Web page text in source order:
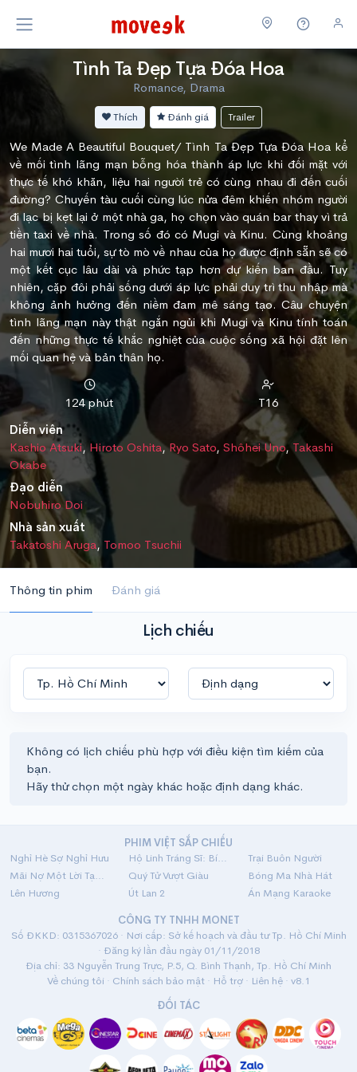
Tình Ta Đẹp Tựa Đóa Hoa
Romance, Drama
Thích Đánh giá Trailer
We Made A Beautiful Bouquet/ Tình Ta Đẹp Tựa Đóa Hoa kể
về mối tình lãng mạn bỗng hóa thành áp lực khi đối mặt với
thực tế khó khăn, liệu hai người trẻ có cùng nhau đi đến cuối
đường? Chuyến tàu cuối cùng lúc nửa đêm khiến nhóm người
đi lạc bị kẹt lại ở một nhà ga, họ chọn vào quán bar thay vì trả
tiền taxi về nhà. Trong số đó có Mugi và Kinu. Cùng khoảng
hai mươi hai tuổi, sự tò mò về nhau của họ được định sẵn sẽ có
một kết cục lâu dài và phức tạp hơn dự kiến ​​ban đầu. Tuy
nhiên, cặp đôi phải sống dưới áp lực phải duy trì thu nhập mà
không ảnh hưởng đến niềm đam mê sáng tạo. Câu chuyện
tình lãng mạn này thật ngắn ngủi khi Mugi và Kinu tính toán
đến những thực tế khắc nghiệt của cuộc sống xã hội đặt lên
mối quan hệ và bản thân họ.
124 phút
T16
Diễn viên
Kashio Atsuki,Hiroto Oshita,Ryo Sato, Shôhei Uno, Takashi
Okabe
Đạo diễn
Nobuhiro Doi
Nhà sản xuất
Takatoshi Aruga, Tomoo Tsuchii
Thông tin phim Đánh giá
Lịch chiếu
Không có lịch chiếu phù hợp với điều kiện tìm kiếm của
bạn.
Hãy thử chọn một ngày khác hoặc định dạng khác.
PHIM VIỆT SẮP CHIẾU
Nghỉ Hè Sợ Nghỉ Hưu
Hộ Linh Tráng Sĩ: Bí Ẩn Mộ Vua Đinh
Trại Buôn Người
Mãi Nợ Một Lời Tạm Biệt
Quý Tử Vượt Giàu
Bóng Ma Nhà Hát
Lên Hương
Út Lan 2
Án Mạng Karaoke
CÔNG TY TNHH MONET
Số ĐKKD: 0315367026 · Nơi cấp: Sở kế hoạch và đầu tư Tp. Hồ Chí Minh
· Đăng ký lần đầu ngày 01/11/2018
Địa chỉ: 33 Nguyễn Trung Trực, P.5, Q. Bình Thạnh, Tp. Hồ Chí Minh
Về chúng tôi · Chính sách bảo mật · Hỗ trợ · Liên hệ · v8.1
ĐỐI TÁC